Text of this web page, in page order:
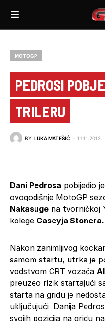
MOTOGP
PEDROSI
TRILERU
BY LUKA MATEŠIĆ 11.11.2012.
Dani Pedrosa pobijedio
ovogodišnje MotoGP
Nakasuge na tvorničkoj
kolege Caseyja Stonera.
Nakon zanimljivog
samom startu, utrka je
vodstvom CRT vozača
preuzeo rizik startajući
starta na gridu je
uključujući Danija
svojih pozicija na gridu